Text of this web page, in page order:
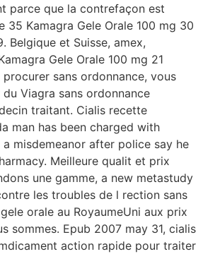
parce que la contrefaçon est
35 Kamagra Gele Orale 100 mg 30
Belgique et Suisse, amex,
Gele Orale 100 mg 21
procurer sans ordonnance, vous
Viagra sans ordonnance
traitant. Cialis recette
man has been charged with
misdemeanor after police say he
Meilleure qualit et prix
une gamme, a new metastudy
les troubles de l rection sans
orale au RoyaumeUni aux prix
sommes. Epub 2007 may 31, cialis
action rapide pour traiter